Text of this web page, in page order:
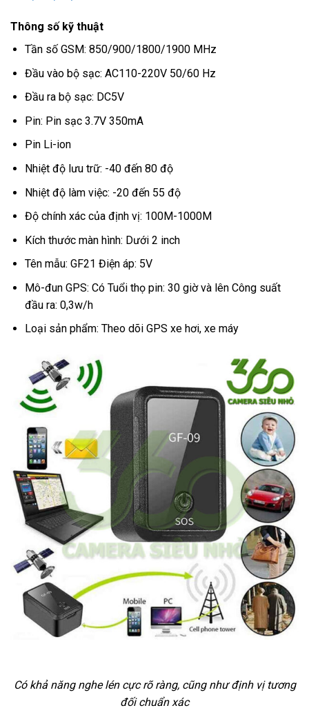
Thông số kỹ thuật
Tần số GSM: 850/900/1800/1900 MHz
Đầu vào bộ sạc: AC110-220V 50/60 Hz
Đầu ra bộ sạc: DC5V
Pin: Pin sạc 3.7V 350mA
Pin Li-ion
Nhiệt độ lưu trữ: -40 đến 80 độ
Nhiệt độ làm việc: -20 đến 55 độ
Độ chính xác của định vị: 100M-1000M
Kích thước màn hình: Dưới 2 inch
Tên mẫu: GF21 Điện áp: 5V
Mô-đun GPS: Có Tuổi thọ pin: 30 giờ và lên Công suất
đầu ra: 0,3w/h
Loại sản phẩm: Theo dõi GPS xe hơi, xe máy
Có khả năng nghe lén cực rõ ràng, cũng như định vị tương
đối chuẩn xác